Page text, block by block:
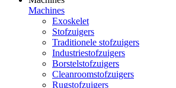
Machines
Exoskelet
Stofzuigers
Traditionele stofzuigers
Industriestofzuigers
Borstelstofzuigers
Cleanroomstofzuigers
Rugstofzuigers